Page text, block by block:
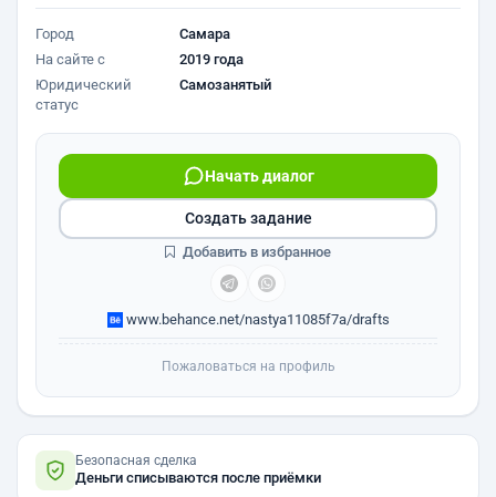
Город
Самара
На сайте с
2019 года
Юридический
статус
Самозанятый
Начать диалог
www.behance.net/nastya11085f7a/drafts
Создать задание
Добавить в избранное
Пожаловаться на профиль
Безопасная сделка
Деньги списываются после приёмки